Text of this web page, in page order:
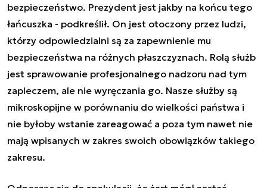
bezpieczeństwo. Prezydent jest jakby na końcu tego
łańcuszka - podkreślił. On jest otoczony przez ludzi,
którzy odpowiedzialni są za zapewnienie mu
bezpieczeństwa na różnych płaszczyznach. Rolą służb
jest sprawowanie profesjonalnego nadzoru nad tym
zapleczem, ale nie wyręczania go. Nasze służby są
mikroskopijne w porównaniu do wielkości państwa i
nie byłoby wstanie zareagować a poza tym nawet nie
mają wpisanych w zakres swoich obowiązków takiego
zakresu.